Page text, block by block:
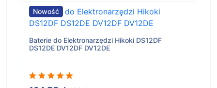
Nowość
Baterie do Elektronarzędzi Hikoki DS12DF
DS12DE DV12DF DV12DE